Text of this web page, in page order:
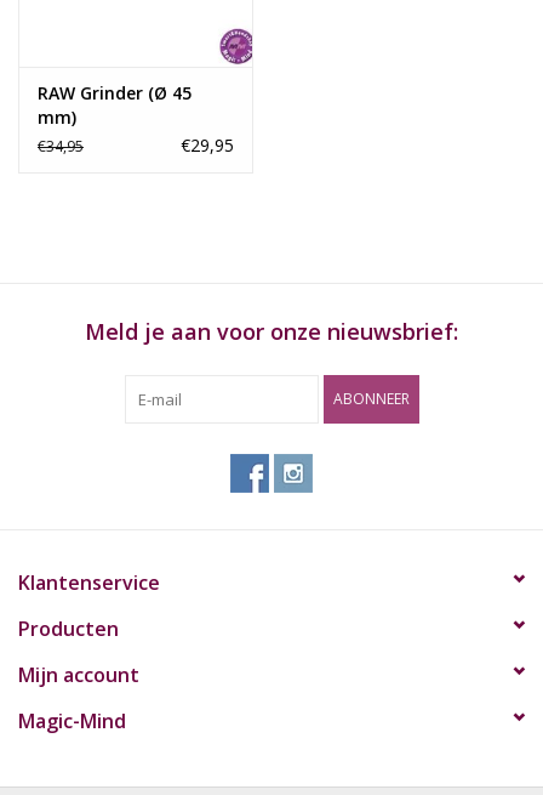
RAW Grinder (Ø 45
mm)
€34,95 €29,95
Meld je aan voor onze nieuwsbrief:
ABONNEER
Klantenservice
Producten
Mijn account
Magic-Mind